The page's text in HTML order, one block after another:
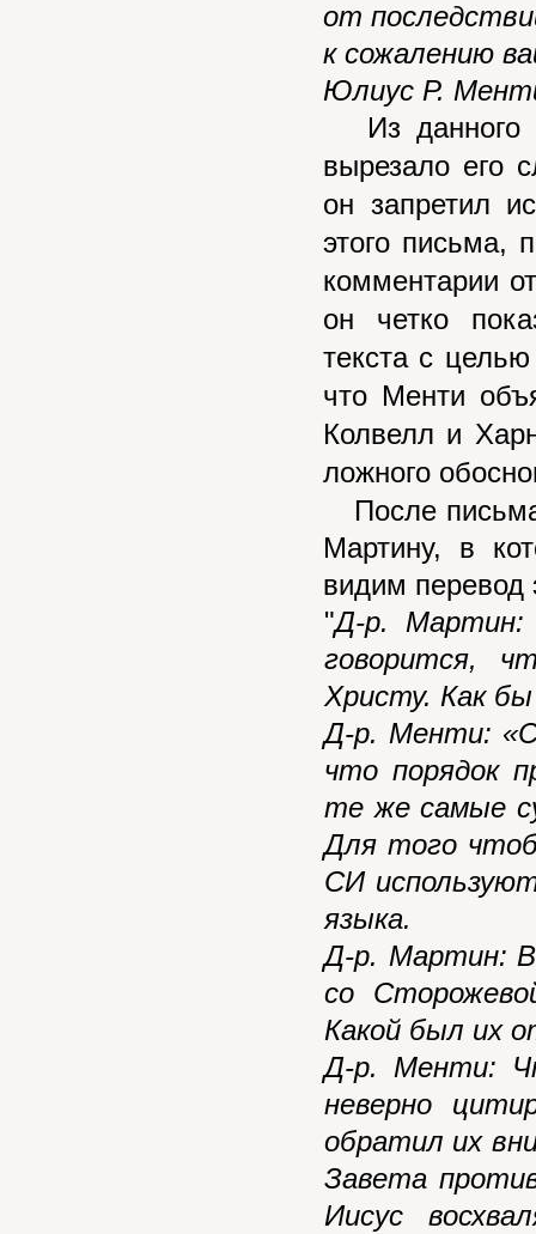
от
к сожалению
Юлиус Р.
Из данного
вырезало его
он запретил
этого письма,
комментарии
он четко
текста с
что Менти
Колвелл и
ложного
После
Мартину, в
видим перевод
"Д-р. Мартин:
говорится,
Христу. Как
Д-р. Менти:
что порядок
те же самые
Для того
СИ
языка.
Д-р. Мартин:
со
Какой был их
Д-р. Менти:
неверно
обратил их
Завета
Иисус